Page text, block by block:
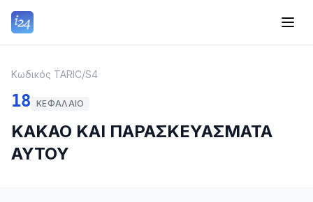
Κωδικός TARIC/S4
18 ΚΕΦΆΛΑΙΟ
ΚΑΚΑΟ ΚΑΙ ΠΑΡΑΣΚΕΥΑΣΜΑΤΑ
ΑΥΤΟΥ